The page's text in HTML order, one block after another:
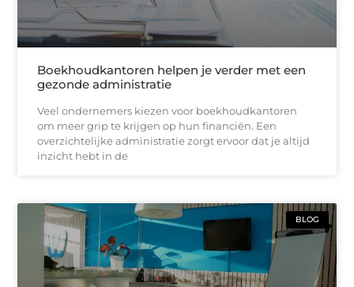
Boekhoudkantoren helpen je verder met een
gezonde administratie
Veel ondernemers kiezen voor boekhoudkantoren
om meer grip te krijgen op hun financiën. Een
overzichtelijke administratie zorgt ervoor dat je altijd
inzicht hebt in de
BLOG